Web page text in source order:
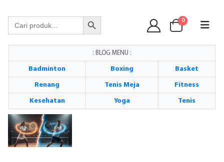
Search
for:
Search Button
0
: BLOG MENU :
Badminton Boxing Basket
Renang Tenis Meja Fitness
Kesehatan Yoga Tenis